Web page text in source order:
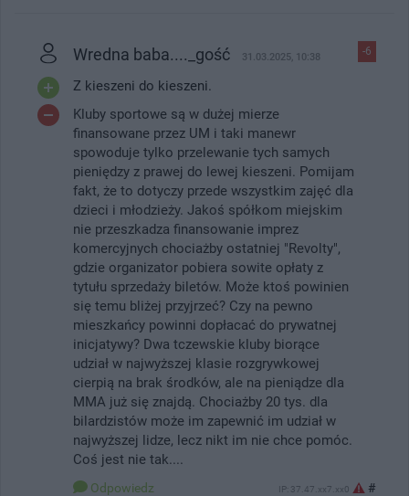
-6
Wredna baba...._gość 31.03.2025, 10:38
Z kieszeni do kieszeni.
Kluby sportowe są w dużej mierze
finansowane przez UM i taki manewr
spowoduje tylko przelewanie tych samych
pieniędzy z prawej do lewej kieszeni. Pomijam
fakt, że to dotyczy przede wszystkim zajęć dla
dzieci i młodzieży. Jakoś spółkom miejskim
nie przeszkadza finansowanie imprez
komercyjnych chociażby ostatniej "Revolty",
gdzie organizator pobiera sowite opłaty z
tytułu sprzedaży biletów. Może ktoś powinien
się temu bliżej przyjrzeć? Czy na pewno
mieszkańcy powinni dopłacać do prywatnej
inicjatywy? Dwa tczewskie kluby biorące
udział w najwyższej klasie rozgrywkowej
cierpią na brak środków, ale na pieniądze dla
MMA już się znajdą. Chociażby 20 tys. dla
bilardzistów może im zapewnić im udział w
najwyższej lidze, lecz nikt im nie chce pomóc.
Coś jest nie tak....
Odpowiedz IP: 37.47.xx7.xx0 #